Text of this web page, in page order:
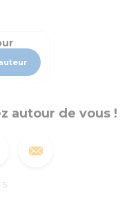
autour de vous !